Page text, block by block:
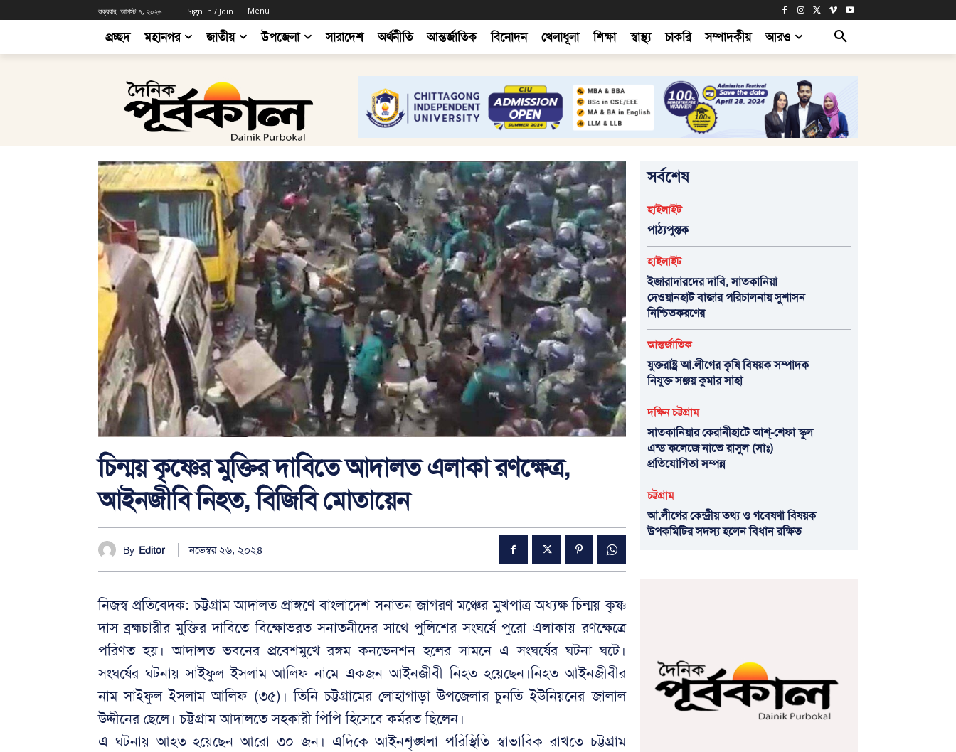
শুক্রবার, আগস্ট ৭, ২০২৬ Sign in / Join Menu
প্রচ্ছদ মহানগর জাতীয় উপজেলা সারাদেশ অর্থনীতি আন্তর্জাতিক বিনোদন খেলাধূলা শিক্ষা স্বাস্থ্য চাকরি সম্পাদকীয় আরও
চিন্ময় কৃষ্ণের মুক্তির দাবিতে আদালত এলাকা রণক্ষেত্র,
আইনজীবি নিহত, বিজিবি মোতায়েন
By Editor নভেম্বর ২৬, ২০২৪
নিজস্ব প্রতিবেদক: চট্টগ্রাম আদালত প্রাঙ্গণে বাংলাদেশ সনাতন জাগরণ মঞ্চের মুখপাত্র অধ্যক্ষ চিন্ময় কৃষ্ণ
দাস ব্রহ্মচারীর মুক্তির দাবিতে বিক্ষোভরত সনাতনীদের সাথে পুলিশের সংঘর্ষে পুরো এলাকায় রণক্ষেত্রে
পরিণত হয়। আদালত ভবনের প্রবেশমুখে রঙ্গম কনভেনশন হলের সামনে এ সংঘর্ষের ঘটনা ঘটে।
সংঘর্ষের ঘটনায় সাইফুল ইসলাম আলিফ নামে একজন আইনজীবী নিহত হয়েছেন।নিহত আইনজীবীর
নাম সাইফুল ইসলাম আলিফ (৩৫)। তিনি চট্টগ্রামের লোহাগাড়া উপজেলার চুনতি ইউনিয়নের জালাল
উদ্দীনের ছেলে। চট্টগ্রাম আদালতে সহকারী পিপি হিসেবে কর্মরত ছিলেন।
এ ঘটনায় আহত হয়েছেন আরো ৩০ জন। এদিকে আইনশৃঙ্খলা পরিস্থিতি স্বাভাবিক রাখতে চট্টগ্রাম
সর্বশেষ
হাইলাইট
পাঠ্যপুস্তক
হাইলাইট
ইজারাদারদের দাবি, সাতকানিয়া
দেওয়ানহাট বাজার পরিচালনায় সুশাসন
নিশ্চিতকরণের
আন্তর্জাতিক
যুক্তরাষ্ট্র আ.লীগের কৃষি বিষয়ক সম্পাদক
নিযুক্ত সঞ্জয় কুমার সাহা
দক্ষিন চট্টগ্রাম
সাতকানিয়ার কেরানীহাটে আশ্-শেফা স্কুল
এন্ড কলেজে নাতে রাসুল (সাঃ)
প্রতিযোগিতা সম্পন্ন
চট্টগ্রাম
আ.লীগের কেন্দ্রীয় তথ্য ও গবেষণা বিষয়ক
উপকমিটির সদস্য হলেন বিধান রক্ষিত